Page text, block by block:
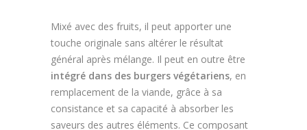
Mixé avec des fruits, il peut apporter une
touche originale sans altérer le résultat
général après mélange. Il peut en outre être
intégré dans des burgers végétariens, en
remplacement de la viande, grâce à sa
consistance et sa capacité à absorber les
saveurs des autres éléments. Ce composant